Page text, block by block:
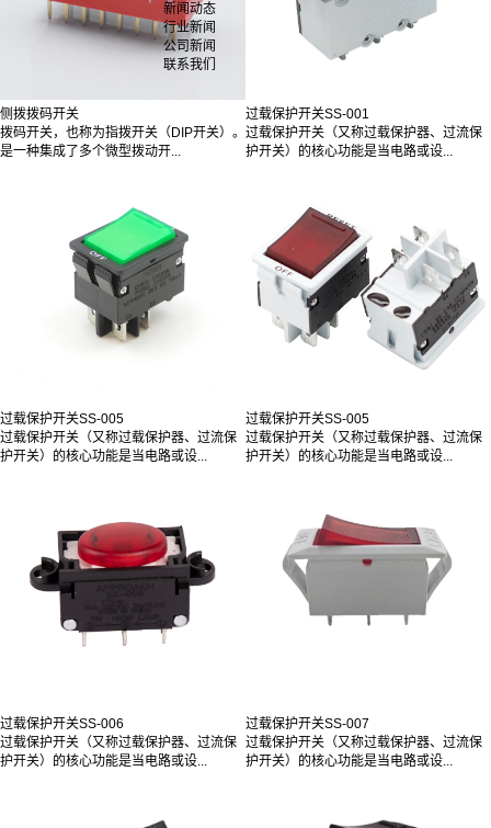
新闻动态
行业新闻
公司新闻
联系我们
侧拨拨码开关
拨码开关，也称为指拨开关（DIP开关）。
是一种集成了多个微型拨动开...
过载保护开关SS-001
过载保护开关（又称过载保护器、过流保
护开关）的核心功能是当电路或设...
过载保护开关SS-005
过载保护开关（又称过载保护器、过流保
护开关）的核心功能是当电路或设...
过载保护开关SS-005
过载保护开关（又称过载保护器、过流保
护开关）的核心功能是当电路或设...
过载保护开关SS-006
过载保护开关（又称过载保护器、过流保
护开关）的核心功能是当电路或设...
过载保护开关SS-007
过载保护开关（又称过载保护器、过流保
护开关）的核心功能是当电路或设...